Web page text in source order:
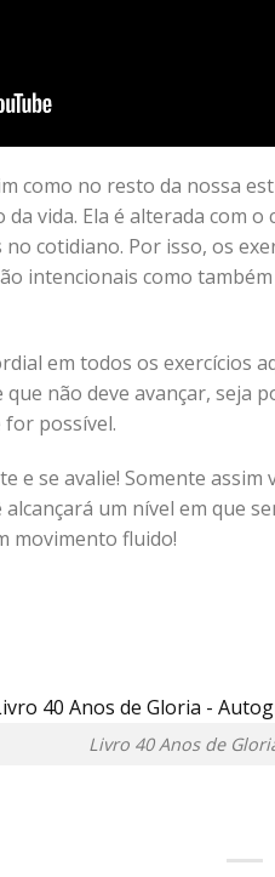
como no resto da nossa
vida. Ela é alterada com
cotidiano. Por isso, os
intencionais como
em todos os exercícios
não deve avançar,
possível.
e se avalie! Somente
um nível em que
movimento fluido!
Livro 40 Anos de